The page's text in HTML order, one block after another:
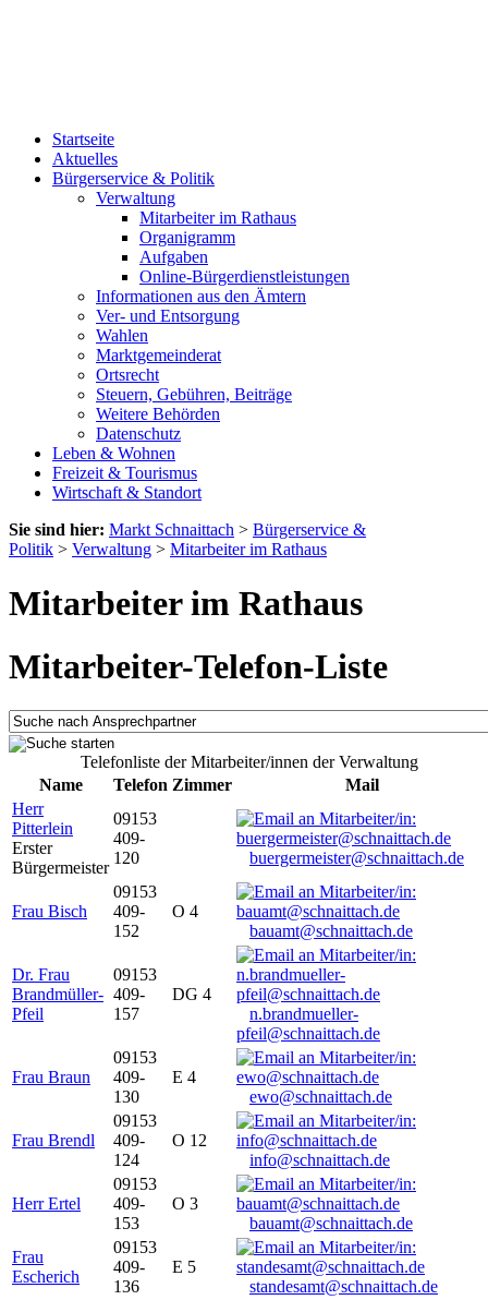
Startseite
Aktuelles
Bürgerservice & Politik
Verwaltung
Mitarbeiter im Rathaus
Organigramm
Aufgaben
Online-Bürgerdienstleistungen
Informationen aus den Ämtern
Ver- und Entsorgung
Wahlen
Marktgemeinderat
Ortsrecht
Steuern, Gebühren, Beiträge
Weitere Behörden
Datenschutz
Leben & Wohnen
Freizeit & Tourismus
Wirtschaft & Standort
Sie sind hier: Markt Schnaittach > Bürgerservice &
Politik > Verwaltung > Mitarbeiter im Rathaus
Mitarbeiter im Rathaus
Mitarbeiter-Telefon-Liste
Telefonliste der Mitarbeiter/innen der Verwaltung
Name
Telefon Zimmer
Mail
Herr
Pitterlein
Erster
Bürgermeister
09153
409-
120
buergermeister@schnaittach.de
Frau Bisch
09153
409-
152
O 4
bauamt@schnaittach.de
Dr. Frau
Brandmüller-
Pfeil
09153
409-
157
DG 4
n.brandmueller-
pfeil@schnaittach.de
Frau Braun
09153
409-
130
E 4
ewo@schnaittach.de
Frau Brendl
09153
409-
124
O 12
info@schnaittach.de
Herr Ertel
09153
409-
153
O 3
bauamt@schnaittach.de
Frau
Escherich
09153
409-
136
E 5
standesamt@schnaittach.de